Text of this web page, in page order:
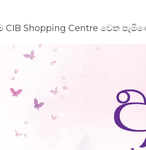
Shopping Centre වෙත